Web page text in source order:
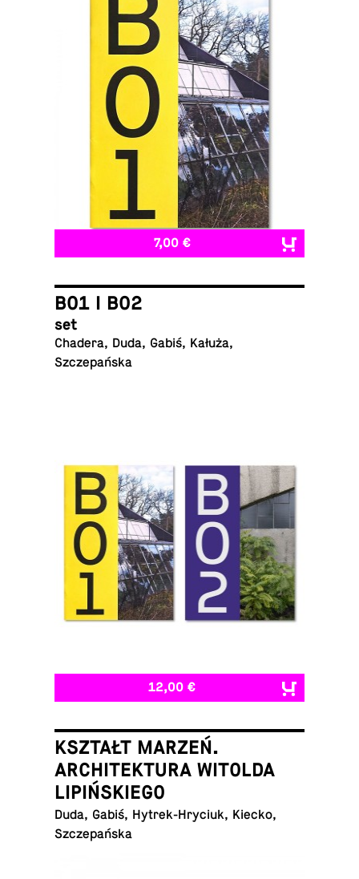
7,00 €
B01 I B02
set
Chadera, Duda, Gabiś, Kałuża,
Szczepańska
12,00 €
KSZTAŁT MARZEŃ.
ARCHITEKTURA WITOLDA
LIPIŃSKIEGO
Duda, Gabiś, Hytrek-Hryciuk, Kiecko,
Szczepańska